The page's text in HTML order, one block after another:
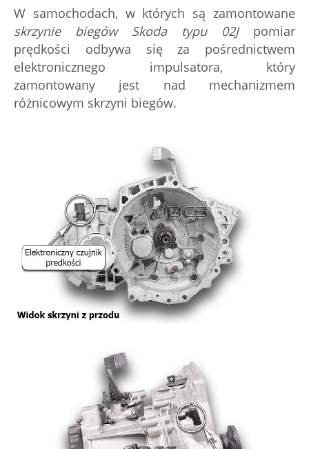
W samochodach, w których są zamontowane
skrzynie biegów Skoda typu 02Jpomiar
prędkości odbywa się za pośrednictwem
elektronicznego impulsatora, który
zamontowany jest nad mechanizmem
różnicowym skrzyni biegów.